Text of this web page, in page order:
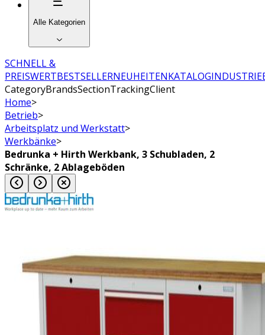
Alle Kategorien
SCHNELL &
PREISWERTBESTSELLERNEUHEITENKATALOG
CategoryBrandsSectionTrackingClient
Home>
Betrieb>
Arbeitsplatz und Werkstatt>
Werkbänke>
Bedrunka + Hirth Werkbank, 3 Schubladen, 2
Schränke, 2 Ablageböden